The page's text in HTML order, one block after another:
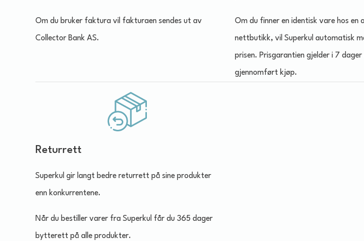
Om du bruker faktura vil fakturaen sendes ut av
Collector Bank AS.
Om du finner en identisk vare hos en
nettbutikk, vil Superkul automatisk
prisen. Prisgarantien gjelder i 7
gjennomført kjøp.
Returrett
Superkul gir langt bedre returrett på sine produkter
enn konkurrentene.
Når du bestiller varer fra Superkul får du 365 dager
bytterett på alle produkter.